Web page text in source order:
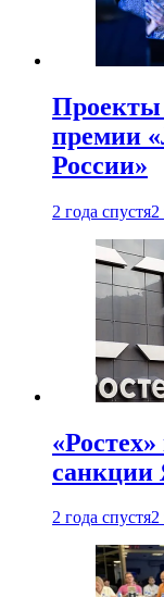
Проекты
премии
России»
2 года спустя2
санкции
2 года спустя2